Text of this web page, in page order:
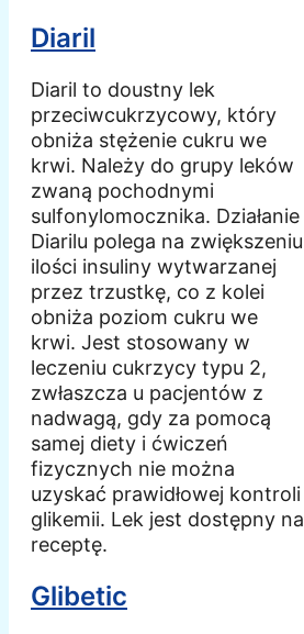
Diaril
Diaril to doustny lek
przeciwcukrzycowy, który
obniża stężenie cukru we
krwi. Należy do grupy leków
zwaną pochodnymi
sulfonylomocznika. Działanie
Diarilu polega na zwiększeniu
ilości insuliny wytwarzanej
przez trzustkę, co z kolei
obniża poziom cukru we
krwi. Jest stosowany w
leczeniu cukrzycy typu 2,
zwłaszcza u pacjentów z
nadwagą, gdy za pomocą
samej diety i ćwiczeń
fizycznych nie można
uzyskać prawidłowej kontroli
glikemii. Lek jest dostępny na
receptę.
Glibetic